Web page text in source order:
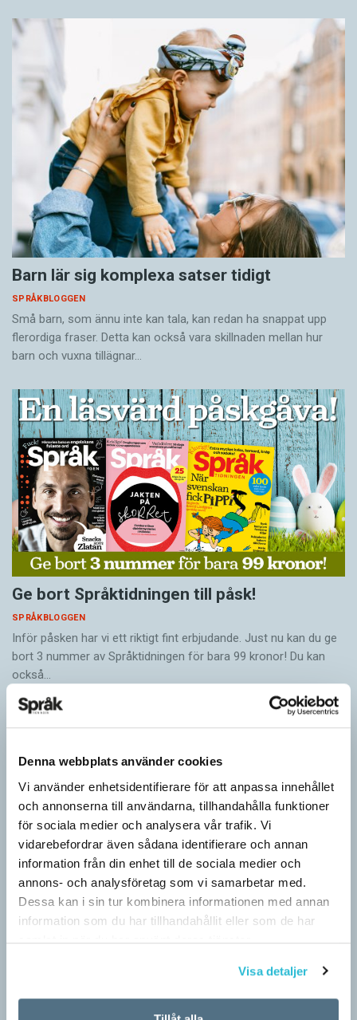
Denna webbplats använder cookies
Vi använder enhetsidentifierare för att anpassa innehållet
och annonserna till användarna, tillhandahålla funktioner
för sociala medier och analysera vår trafik. Vi
vidarebefordrar även sådana identifierare och annan
information från din enhet till de sociala medier och
annons- och analysföretag som vi samarbetar med.
Dessa kan i sin tur kombinera informationen med annan
information som du har tillhandahållit eller som de har
samlat in när du har använt deras tjänster.
Visa detaljer
Barn lär sig komplexa satser tidigt
SPRÅKBLOGGEN
Små barn, som ännu inte kan tala, kan redan ha snappat upp
flerordiga fraser. Detta kan också vara skillnaden mellan hur
barn och vuxna tillägnar…
Ge bort Språktidningen till påsk!
SPRÅKBLOGGEN
Inför påsken har vi ett riktigt fint erbjudande. Just nu kan du ge
bort 3 nummer av Språktidningen för bara 99 kronor! Du kan
också…
Särskolan byter namn
gymnasiesärskolan till anpassad gymnasieskola. En som har